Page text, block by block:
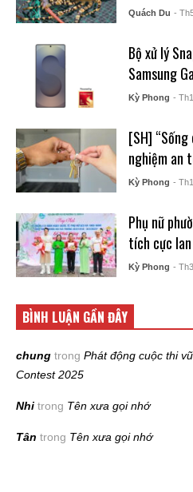
Quách Du -
Bộ xử lý
Samsung
Kỳ Phong -
[SH]
nghiệm an
Kỳ Phong -
Phụ nữ
tích cực
Kỳ Phong -
BÌNH LUẬN GẦN ĐÂY
chung trong Phát động cuộc thi
Contest 2025
Nhi trong Tên xưa gọi nhớ
Tân trong Tên xưa gọi nhớ